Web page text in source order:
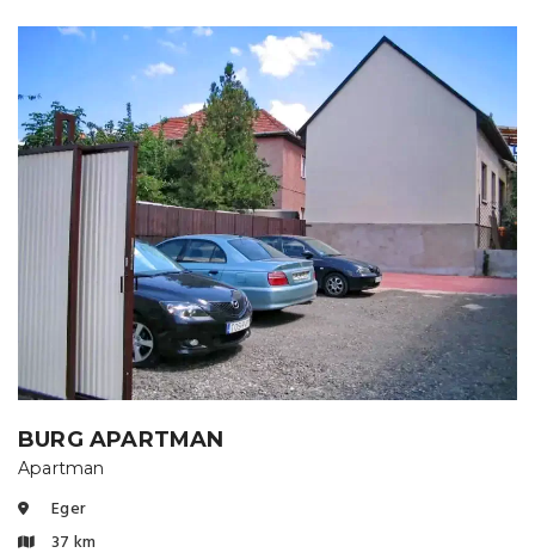
BURG APARTMAN
Apartman
Eger
37 km